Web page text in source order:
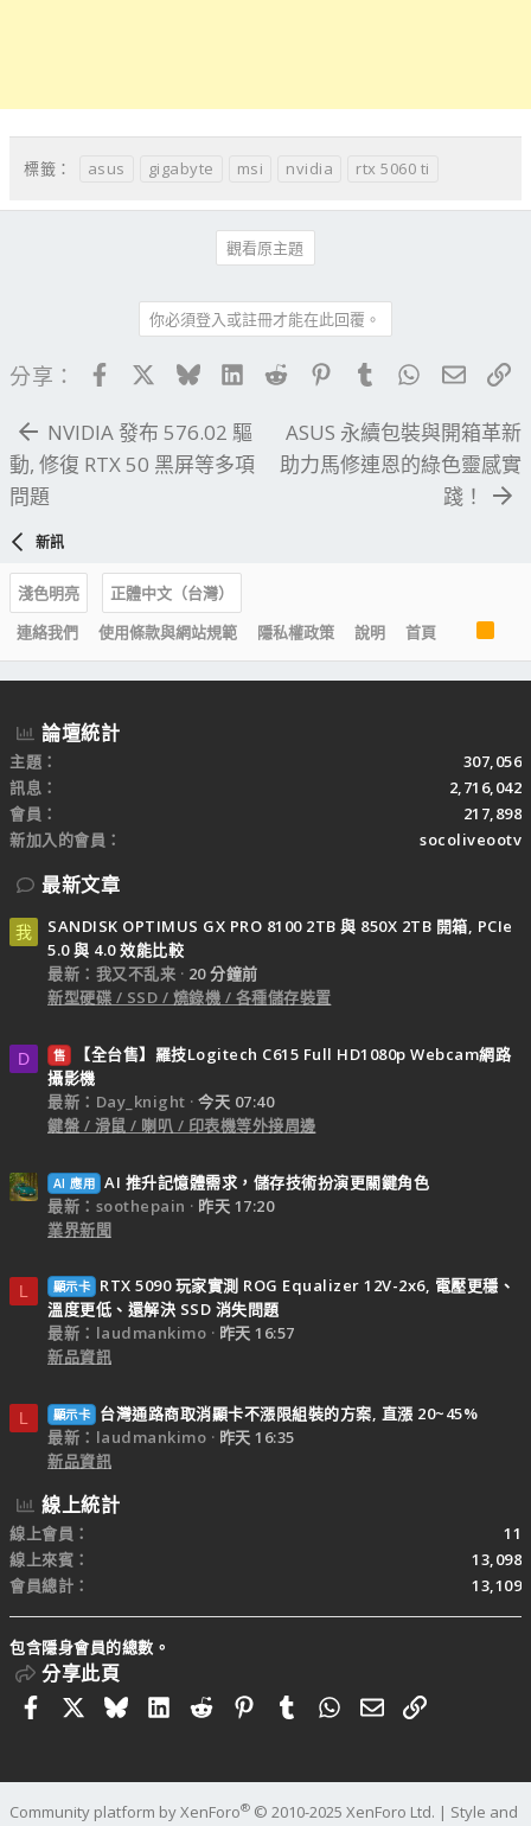
標籤： asus gigabyte msi nvidia rtx 5060 ti
觀看原主題
你必須登入或註冊才能在此回覆。
分享： FacebookBlueskyLinkedIn
Reddit PinterestTumblrWhatsApp
電子
NVIDIA 發布 576.02 驅
動, 修復 RTX 50 黑屏等多項
問題
ASUS 永續包裝與開箱革新
助力馬修連恩的綠色靈感實
踐！
新訊
淺色明亮
正體中文（台灣）
連絡我們
使用條款與網站規範 隱私權政策 說明 首頁
R
S
S
論壇統計
主題
307,056
訊息
2,716,042
會員
217,898
新加入的會員
socoliveootv
最新文章
我
SANDISK OPTIMUS GX PRO 8100 2TB 與 850X 2TB 開箱, PCIe
5.0 與 4.0 效能比較
最新：我又不乱来
20 分鐘前
新型硬碟 / SSD / 燒錄機 / 各種儲存裝置
D 售
【全台售】羅技Logitech C615 Full HD1080p Webcam網路
攝影機
最新：Day_knight
今天 07:40
鍵盤 / 滑鼠 / 喇叭 / 印表機等外接周邊
AI 應用 AI 推升記憶體需求，儲存技術扮演更關鍵角色
最新：soothepain
昨天 17:20
業界新聞
L 顯示卡
RTX 5090 玩家實測 ROG Equalizer 12V-2x6, 電壓更穩、
溫度更低、還解決 SSD 消失問題
最新：laudmankimo
昨天 16:57
新品資訊
L 顯示卡
台灣通路商取消顯卡不漲限組裝的方案, 直漲 20~45%
最新：laudmankimo
昨天 16:35
新品資訊
線上統計
線上會員
11
線上來賓
13,098
會員總計
13,109
包含隱身會員的總數。
分享此頁
FacebookBlueskyLinkedIn
RedditPinterestTumblrWhatsApp
電子郵件
連結
Community platform by XenForo® © 2010-2025 XenForo Ltd. | Style and